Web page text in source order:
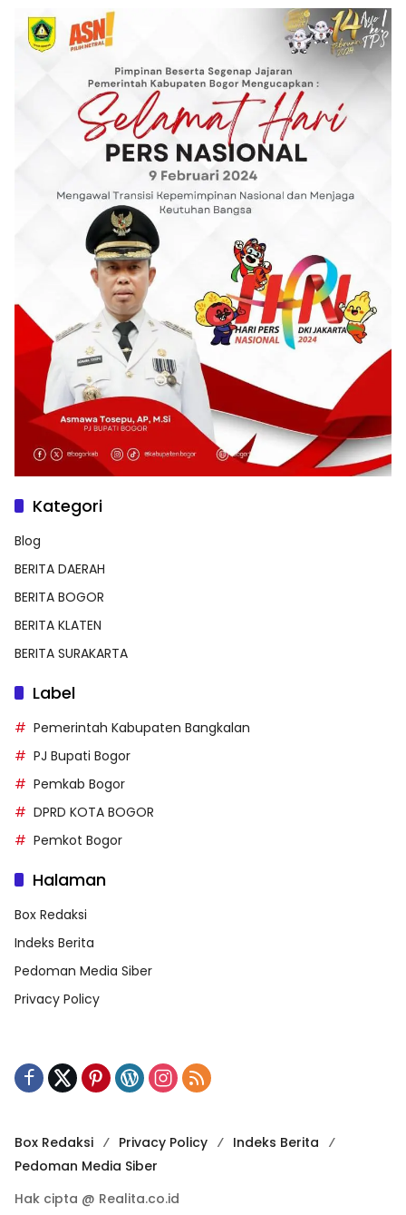
Kategori
Blog
BERITA DAERAH
BERITA BOGOR
BERITA KLATEN
BERITA SURAKARTA
Label
Pemerintah Kabupaten Bangkalan
PJ Bupati Bogor
Pemkab Bogor
DPRD KOTA BOGOR
Pemkot Bogor
Halaman
Box Redaksi
Indeks Berita
Pedoman Media Siber
Privacy Policy
Box Redaksi Privacy Policy
Indeks Berita
Pedoman Media Siber
Hak cipta @ Realita.co.id